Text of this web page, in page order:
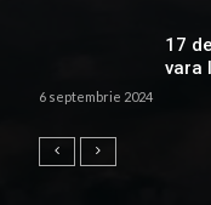
17
vara
6 septembrie 2024